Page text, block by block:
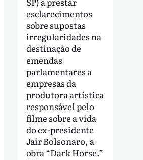
esclarecimentos
sobre supostas
irregularidades na
destinação de
emendas
parlamentares a
empresas da
produtora artística
responsável pelo
filme sobre a vida
do ex-presidente
Jair Bolsonaro, a
obra“Dark Horse.”